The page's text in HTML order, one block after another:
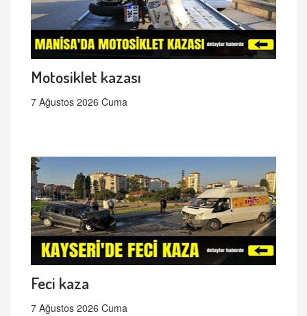
Motosiklet kazası
7 Ağustos 2026 Cuma
Feci kaza
7 Ağustos 2026 Cuma